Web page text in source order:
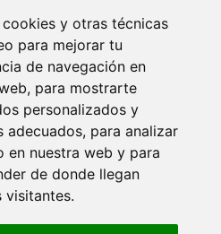
cookies y otras técnicas
para mejorar tu
de navegación en
para mostrarte
personalizados y
adecuados, para analizar
en nuestra web y para
de donde llegan
visitantes.
preferences
2025 isluga.com